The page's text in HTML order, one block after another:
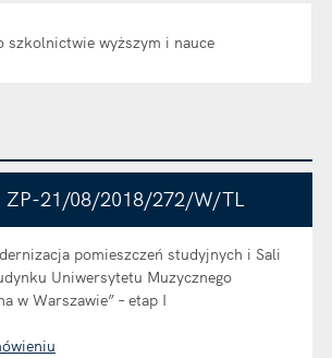
szkolnictwie wyższym i nauce
ZP-21/08/2018/272/W/TL
pomieszczeń studyjnych i Sali
Uniwersytetu Muzycznego
w Warszawie” – etap I